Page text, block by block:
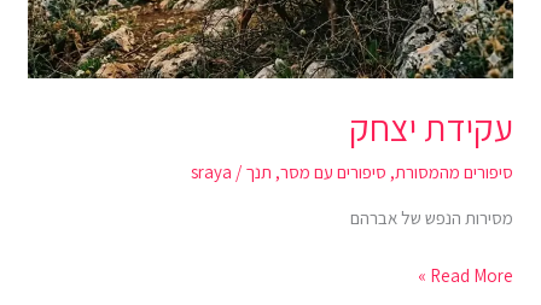
עקידת יצחק
סיפורים מהמסורת, סיפורים עם מסר, תנך /
sraya
מסירות הנפש של אברהם
Read More »